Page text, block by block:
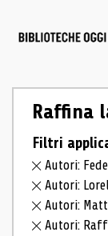
Raffina
Filtri
Autori:
Autori:
Autori:
Autori: